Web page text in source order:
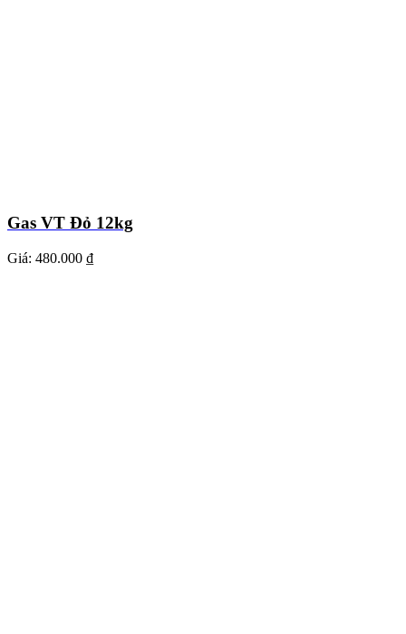
Gas VT Đỏ 12kg
Giá: 480.000 ₫